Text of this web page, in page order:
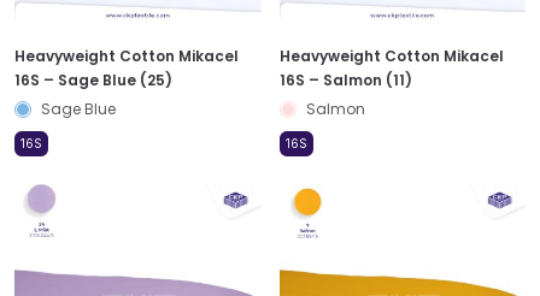
Heavyweight Cotton Mikacel
16S – Sage Blue (25)
Sage Blue
16S
Heavyweight Cotton Mikacel
16S – Salmon (11)
Salmon
16S